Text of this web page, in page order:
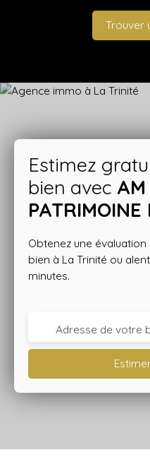
Trouver
Estimez
bien avec AM
PATRIMOINE
Obtenez une
bien à La Trinité ou
minutes.
Adresse de votre